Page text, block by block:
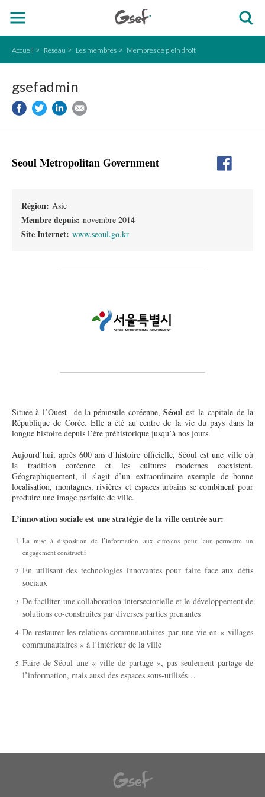
Accueil Réseau Les membres Membres de plein droit
gsefadmin
Seoul Metropolitan Government
Région: Asie
Membre depuis: novembre 2014
Site Internet: www.seoul.go.kr
Située à l’Ouest de la péninsule coréenne,Séoulest la capitale de la
République de Corée. Elle a été au centre de la vie du pays dans la
longue histoire depuis l’ère préhistorique jusqu’à nos jours.
Aujourd’hui, après 600 ans d’histoire officielle, Séoul est une ville où
la tradition coréenne et les cultures modernes coexistent.
Géographiquement, il s’agit d’un extraordinaire exemple de bonne
localisation, montagnes, rivières et espaces urbains se combinent pour
produire une image parfaite de ville.
L’innovation sociale est une stratégie de la ville centrée sur:
La mise à disposition de l’information aux citoyens pour leur permettre un
engagement constructif
En utilisant des technologies innovantes pour faire face aux défis
sociaux
De faciliter une collaboration intersectorielle et le développement de
solutions co-construites par diverses parties prenantes
De restaurer les relations communautaires par une vie en « villages
communautaires » à l’intérieur de la ville
Faire de Séoul une « ville de partage », pas seulement partage de
l’information, mais aussi des espaces sous-utilisés…